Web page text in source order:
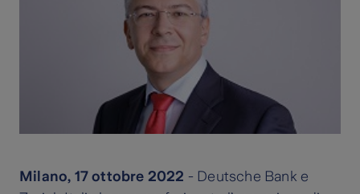
Milano, 17 ottobre 2022 - Deutsche Bank e